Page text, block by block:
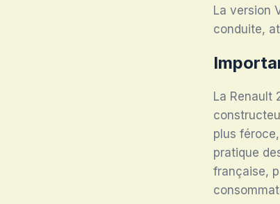
La version
conduite,
La Renault
plus féroce,
pratique
française,